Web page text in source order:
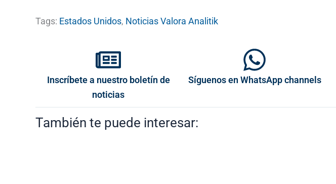
Tags: Estados Unidos, Noticias Valora Analitik
Inscríbete a nuestro boletín de
noticias
Síguenos en WhatsApp channels
También te puede interesar: